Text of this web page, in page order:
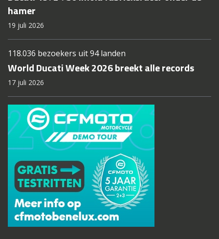
hamer
19 juli 2026
118.036 bezoekers uit 94 landen
World Ducati Week 2026 breekt alle records
17 juli 2026